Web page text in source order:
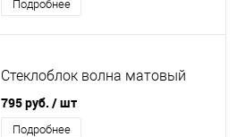
Подробнее
Стеклоблок волна матовый
795 руб. / шт
Подробнее